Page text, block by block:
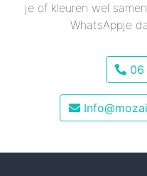
je of kleuren wel
WhatsAppje
06